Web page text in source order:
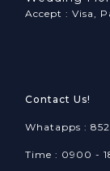
Accept : Visa,
Contact Us!
Whatapps :
Time : 0900 -